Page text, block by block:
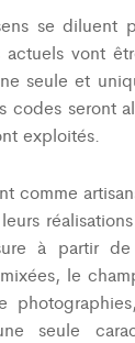
se diluent
vont
seule et
codes seront
exploités.
comme
à partir
le
seule